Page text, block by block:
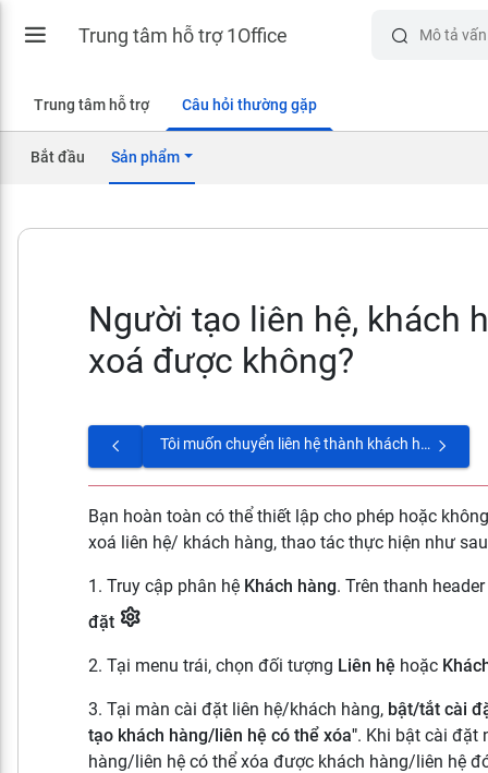
Trung tâm hỗ trợ 1Office
Trung tâm hỗ trợ Câu hỏi thường gặp
Bắt đầu Sản phẩm
Người tạo liên hệ, khách
xoá được không?
Tôi muốn chuyển liên hệ thành khách hàng thì làm thế nào?
Bạn hoàn toàn có thể thiết lập cho phép hoặc
xoá liên hệ/ khách hàng, thao tác thực hiện như
1. Truy cập phân hệ Khách hàng. Trên thanh
đặt
2. Tại menu trái, chọn đối tượng Liên hệ hoặc
3. Tại màn cài đặt liên hệ/khách hàng, bật/tắt cài
tạo khách hàng/liên hệ có thể xóa". Khi bật cài đặt
hàng/liên hệ có thể xóa được khách hàng/liên hệ